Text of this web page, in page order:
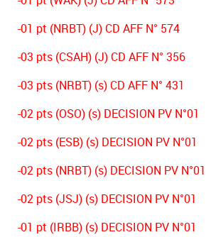
-01 pt (NRBT) (J) CD AFF N° 574
-03 pts (CSAH) (J) CD AFF N° 356
-03 pts (NRBT) (s) CD AFF N° 431
-02 pts (OSO) (s) DECISION PV N°01
-02 pts (ESB) (s) DECISION PV N°01
-02 pts (NRBT) (s) DECISION PV N°01
-02 pts (JSJ) (s) DECISION PV N°01
-01 pt (IRBB) (s) DECISION PV N°01